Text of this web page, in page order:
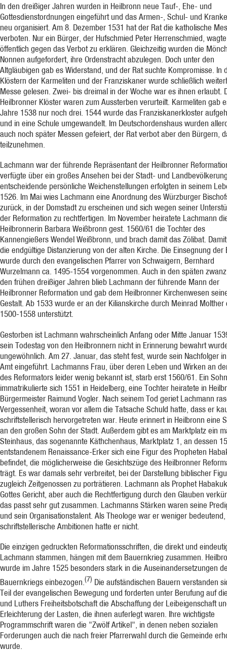
In den dreißiger Jahren wurden in Heilbronn neue Tauf-, Ehe- und
Gottesdienstordnungen eingeführt und das Armen-, Schul- und
neu organisiert. Am 8. Dezember 1531 hat der Rat die katholische
verboten. Nur ein Bürger, der Hufschmied Peter Herrenschmied,
öffentlich gegen das Verbot zu erklären. Gleichzeitig wurden die
Nonnen aufgefordert, ihre Ordenstracht abzulegen. Doch unter den
Altgläubigen gab es Widerstand, und der Rat suchte Kompromisse. In
Klöstern der Karmeliten und der Franziskaner wurde schließlich
Messe gelesen. Zwei- bis dreimal in der Woche war es ihnen erlaubt.
Heilbronner Klöster waren zum Aussterben verurteilt. Karmeliten gab
Jahre 1538 nur noch drei. 1544 wurde das Franziskanerkloster
und in eine Schule umgewandelt. Im Deutschordenshaus wurden
auch noch später Messen gefeiert, der Rat verbot aber den Bürgern,
teilzunehmen.
Lachmann war der führende Repräsentant der Heilbronner
verfügte über ein großes Ansehen bei der Stadt- und
entscheidende persönliche Weichenstellungen erfolgten in seinem
1526. Im Mai wies Lachmann eine Anordnung des Würzburger
zurück, in der Domstadt zu erscheinen und sich wegen seiner
der Reformation zu rechtfertigen. Im November heiratete Lachmann
Heilbronnerin Barbara Weißbronn gest. 1560/61 die Tochter des
Kannengießers Wendel Weißbronn, und brach damit das Zölibat.
die endgültige Distanzierung von der alten Kirche. Die Einsegnung der
wurde durch den evangelischen Pfarrer von Schwaigern, Bernhard
Wurzelmann ca. 1495-1554 vorgenommen. Auch in den späten
den frühen dreißiger Jahren blieb Lachmann der führende Mann der
Heilbronner Reformation und gab dem Heilbronner Kirchenwesen
Gestalt. Ab 1533 wurde er an der Kilianskirche durch Meinrad Molther
1500-1558 unterstützt.
Gestorben ist Lachmann wahrscheinlich Anfang oder Mitte Januar
sein Todestag von den Heilbronnern nicht in Erinnerung bewahrt
ungewöhnlich. Am 27. Januar, das steht fest, wurde sein Nachfolger
Amt eingeführt. Lachmanns Frau, über deren Leben und Wirken an
des Reformators leider wenig bekannt ist, starb erst 1560/61. Ein Sohn
immatrikulierte sich 1551 in Heidelberg, eine Tochter heiratete in
Bürgermeister Raimund Vogler. Nach seinem Tod geriet Lachmann
Vergessenheit, woran vor allem die Tatsache Schuld hatte, dass er
schriftstellerisch hervorgetreten war. Heute erinnert in Heilbronn eine
an den großen Sohn der Stadt. Außerdem gibt es am Marktplatz ein
Steinhaus, das sogenannte Käthchenhaus, Marktplatz 1, an dessen
entstandenem Renaissance-Erker sich eine Figur des Propheten
befindet, die möglicherweise die Gesichtszüge des Heilbronner
trägt. Es war damals sehr verbreitet, bei der Darstellung biblischer
zugleich Zeitgenossen zu porträtieren. Lachmann als Prophet
Gottes Gericht, aber auch die Rechtfertigung durch den Glauben
das passt sehr gut zusammen. Lachmanns Stärken waren seine
und sein Organisationstalent. Als Theologe war er weniger
schriftstellerische Ambitionen hatte er nicht.
Die einzigen gedruckten Reformationsschriften, die direkt und
Lachmann stammen, hängen mit dem Bauernkrieg zusammen.
wurde im Jahre 1525 besonders stark in die Auseinandersetzungen
Bauernkriegs einbezogen.(7) Die aufständischen Bauern verstanden
Teil der evangelischen Bewegung und forderten unter Berufung auf
und Luthers Freiheitsbotschaft die Abschaffung der Leibeigenschaft
Erleichterung der Lasten, die ihnen auferlegt waren. Ihre wichtigste
Programmschrift waren die "Zwölf Artikel", in denen neben sozialen
Forderungen auch die nach freier Pfarrerwahl durch die Gemeinde
wurde.